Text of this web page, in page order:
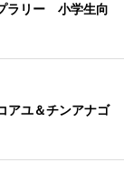
ラリー 小学生向
アユ＆チンアナゴ